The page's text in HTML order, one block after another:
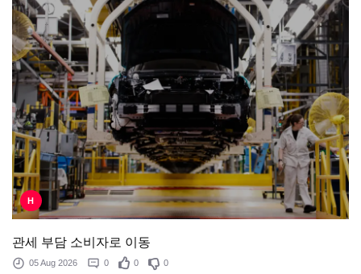
H
관세 부담 소비자로 이동
05 Aug 2026 0 0 0